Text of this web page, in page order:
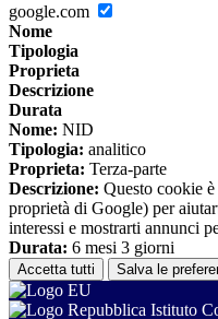
google.com
Nome
Tipologia
Proprieta
Descrizione
Durata
Nome: NID
Tipologia: analitico
Proprieta: Terza-parte
Descrizione: Questo cookie
proprietà di Google) per
interessi e mostrarti annunci
Durata: 6 mesi 3 giorni
Accetta tutti Salva le
Istituto